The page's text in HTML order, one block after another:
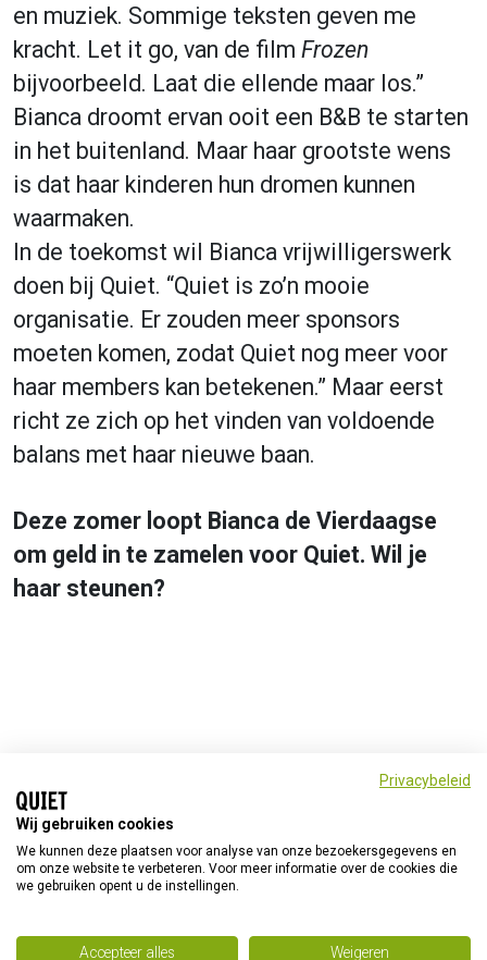
en muziek. Sommige teksten geven me
kracht. Let it go, van de film Frozen
bijvoorbeeld. Laat die ellende maar los.”
Bianca droomt ervan ooit een B&B te starten
in het buitenland. Maar haar grootste wens
is dat haar kinderen hun dromen kunnen
waarmaken.
In de toekomst wil Bianca vrijwilligerswerk
doen bij Quiet. “Quiet is zo’n mooie
organisatie. Er zouden meer sponsors
moeten komen, zodat Quiet nog meer voor
haar members kan betekenen.” Maar eerst
richt ze zich op het vinden van voldoende
balans met haar nieuwe baan.
Deze zomer loopt Bianca de Vierdaagse
om geld in te zamelen voor Quiet. Wil je
haar steunen?
Privacybeleid
Wij gebruiken cookies
We kunnen deze plaatsen voor analyse van onze bezoekersgegevens en
om onze website te verbeteren. Voor meer informatie over de cookies die
we gebruiken opent u de instellingen.
Accepteer alles Weigeren